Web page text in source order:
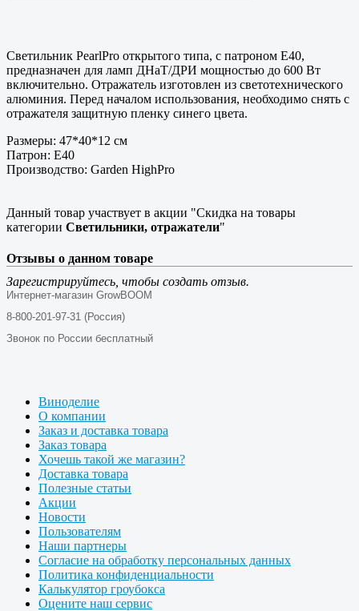
Светильник PearlPro открытого типа, с патроном Е40,
предназначен для ламп ДНаТ/ДРИ мощностью до 600 Вт
включительно. Отражатель изготовлен из светотехнического
алюминия. Перед началом использования, необходимо снять с
отражателя защитную пленку синего цвета.
Размеры: 47*40*12 см
Патрон: Е40
Производство: Garden HighPro
Данный товар участвует в акции "Скидка на товары
категории Светильники, отражатели"
Отзывы о данном товаре
Зарегистрируйтесь, чтобы создать отзыв.
Интернет-магазин GrowBOOM
8-800-201-97-31 (Россия)
Звонок по России бесплатный
Виноделие
О компании
Заказ и доставка товара
Заказ товара
Хочешь такой же магазин?
Доставка товара
Полезные статьи
Акции
Новости
Пользователям
Наши партнеры
Согласие на обработку персональных данных
Политика конфиденциальности
Калькулятор гроубокса
Оцените наш сервис